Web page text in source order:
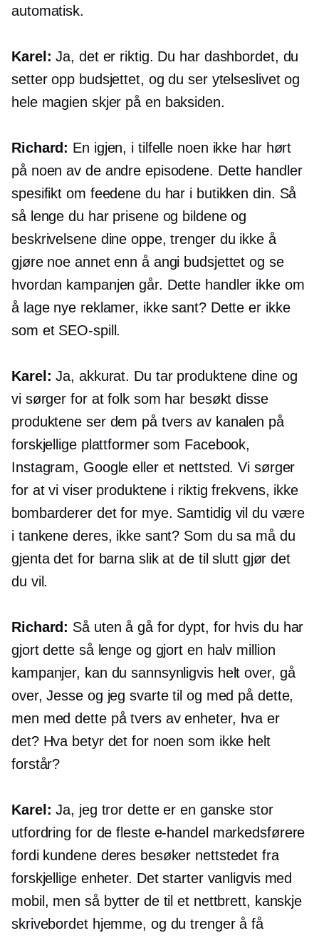
automatisk.
Karel: Ja, det er riktig. Du har dashbordet, du
setter opp budsjettet, og du ser ytelseslivet og
hele magien skjer på en baksiden.
Richard: En igjen, i tilfelle noen ikke har hørt
på noen av de andre episodene. Dette handler
spesifikt om feedene du har i butikken din. Så
så lenge du har prisene og bildene og
beskrivelsene dine oppe, trenger du ikke å
gjøre noe annet enn å angi budsjettet og se
hvordan kampanjen går. Dette handler ikke om
å lage nye reklamer, ikke sant? Dette er ikke
som et SEO-spill.
Karel: Ja, akkurat. Du tar produktene dine og
vi sørger for at folk som har besøkt disse
produktene ser dem på tvers av kanalen på
forskjellige plattformer som Facebook,
Instagram, Google eller et nettsted. Vi sørger
for at vi viser produktene i riktig frekvens, ikke
bombarderer det for mye. Samtidig vil du være
i tankene deres, ikke sant? Som du sa må du
gjenta det for barna slik at de til slutt gjør det
du vil.
Richard: Så uten å gå for dypt, for hvis du har
gjort dette så lenge og gjort en halv million
kampanjer, kan du sannsynligvis helt over, gå
over, Jesse og jeg svarte til og med på dette,
men med dette på tvers av enheter, hva er
det? Hva betyr det for noen som ikke helt
forstår?
Karel: Ja, jeg tror dette er en ganske stor
utfordring for de fleste e-handel markedsførere
fordi kundene deres besøker nettstedet fra
forskjellige enheter. Det starter vanligvis med
mobil, men så bytter de til et nettbrett, kanskje
skrivebordet hjemme, og du trenger å få